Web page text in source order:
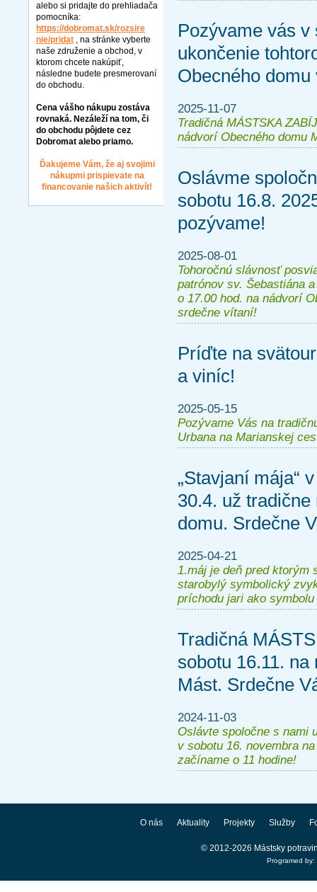
alebo si pridajte do prehliadača
pomocníka:
https://dobromat.sk/rozsire
nie/pridat , na stránke vyberte
naše združenie a obchod, v
ktorom chcete nakúpiť,
následne budete presmerovaní
do obchodu.
Cena vášho nákupu zostáva
rovnaká. Nezáleží na tom, či
do obchodu pôjdete cez
Dobromat alebo priamo.
Ďakujeme Vám, že aj svojimi
nákupmi prispievate na
financovanie našich aktivít!
Pozývame vás v
ukončenie
Obecného domu
2025-11-07
Tradičná MÁSTSKA
nádvorí Obecného domu
Oslávme
sobotu 16.8.
pozývame!
2025-08-01
Tohoročnú slávnosť
patrónov sv. Šebastiána
o 17.00 hod. na nádvorí
srdečne vítaní!
Príďte na
a viníc!
2025-05-15
Pozývame Vás na
Urbana na Marianskej
„Stavjaní mája“
30.4. už
domu. Srdečne
2025-04-21
1.máj je deň pred ktorým
starobylý symbolický
príchodu jari ako
Tradičná
sobotu 16.11.
Mást. Srdečne
2024-11-03
Oslávte spoločne s nami
v sobotu 16. novembra
začíname o 11 hodine!
O nás Aktuality Projekty Služby
© 2012-2026 Mástsky
Programed by: